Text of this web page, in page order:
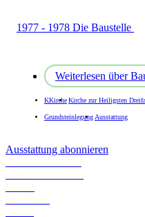
1977 - 1978 Die Baustelle
Weiterlesen über
KKircheKirche zur Heiligsten
Grundsteinlegung Ausstattung
Ausstattung abonnieren
Schwanstetten.de
Landratsamt Roth
BLFD
Landkarte
Wetter